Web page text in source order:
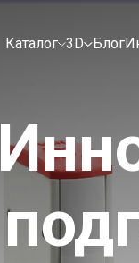
Каталог 3D Блог